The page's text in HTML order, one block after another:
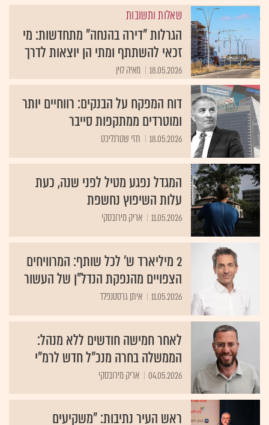
שאלות ותשובות
הגרלות "דירה בהנחה" מתחדשות: מי
זכאי להשתתף ומתי הן יוצאות לדרך
18.05.2026 מאיה לוין
דוח המפקח על הבנקים: רווחיים יותר
ומוטרדים ממתקפות סייבר
18.05.2026 חזי שטרנליכט
המגדל נפגע מטיל לפני שנה, כעת
עלות השיפוץ נחשפת
11.05.2026 אריק מירובסקי
2 מיליארד ש' לכל שותף: המרוויחים
הצפויים מהנפקת הנדל"ן של העשור
11.05.2026 איתן גרסטנפלד
לאחר חמישה חודשים ללא מנהל:
הממשלה בחרה מנכ"ל חדש לרמ"י
04.05.2026 אריק מירובסקי
ראש העיר נתיבות: "משקיעים